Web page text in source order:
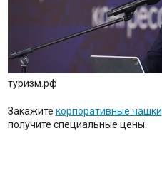
туризм.рф
Закажите корпоративные чашки
получите специальные цены.